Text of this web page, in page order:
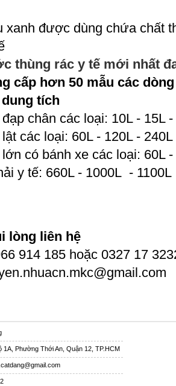
xanh được dùng chứa chất
thùng rác y tế mới nhất
cấp hơn 50 mẫu các
tích
đạp chân các loại: 10L - 15L
các loại: 60L - 120L - 240L
có bánh xe các loại: 60L
y tế: 660L - 1000L - 1100L
lòng liên hệ
914 185 hoặc 0327 17
1A, Phường Thới An, Quận 12, TP.HCM